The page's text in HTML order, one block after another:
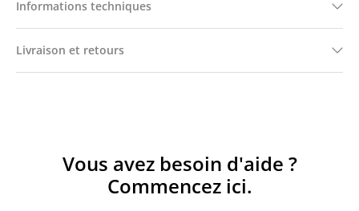
Informations techniques
Livraison et retours
Vous avez besoin d'aide ?
Commencez ici.